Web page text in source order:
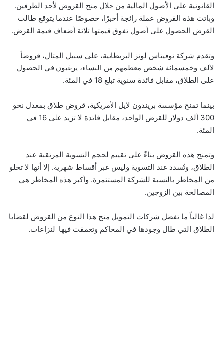
القانونية على الأصول المالية من خلال منح القروض لأحد الطرفين.
وباتت هذه القروض عملة رائجة أخيرًا، خصوصًا عندما يتوقع طالب
القرض الحصول على أصول تفوق قيمتها ثلاثة أضعاف قيمة القرض.
وتقدم شركة نوفيتاس لونز البريطانية، على سبيل المثال، قروضاً
لألف وخمسمائة شخص معظمهم من النساء، يرغبون في الحصول
على الطلاق، مقابل فائدة سنوية تبلغ 18 في المئة.
بينما تمنح مؤسسة بريندون لايل الأمريكية، قروض طلاق بمعدل نحو
300 ألف دولار للقرض الواحد، مقابل فائدة لا تزيد على 16 في
المئة.
وتمنح هذه القروض بناءً على تقييم لحجم التسوية المرتقبة عند
الطلاق، وتُسدد عند التسوية وليس عبر أقساط شهرية. إلا أنها لا تخلو
من المخاطر بالنسبة للشركة المستثمرة. وأكبر هذه المخاطر هي
المصالحة بين الزوجين.
لذا غالباً ما تفضل شركات التمويل منح هذا النوع من القروض لقضايا
الطلاق التي طال وجودها في المحاكم وتعمقت فيها النزاعات.